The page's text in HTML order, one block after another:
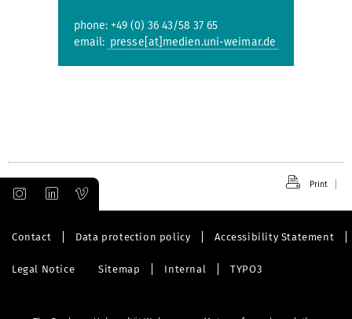
phone: +49 (0) 36 43/58 37 65
email: presse[at]medien.uni-weimar.de
Print
Contact Data protection policy Accessibility Statement
Legal Notice Sitemap Internal TYPO3